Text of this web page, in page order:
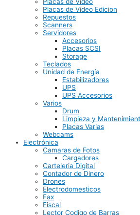
Placas de Video Edicion
Repuestos
Scanners
Servidores
Accesorios
Placas SCSI
Storage
Teclados
Unidad de Energía
Estabilizadores
UPS
UPS Accesorios
Varios
Drum
Limpieza y
Placas Varias
Webcams
Electrónica
Camaras de Fotos
Cargadores
Carteleria Digital
Contador de Dinero
Drones
Electrodomesticos
Fax
Fiscal
Lector Codigo de Barras